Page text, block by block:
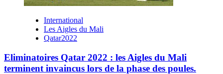
International
Les Aigles du Mali
Qatar2022
Eliminatoires Qatar 2022 : les Aigles du Mali
terminent invaincus lors de la phase des poules.